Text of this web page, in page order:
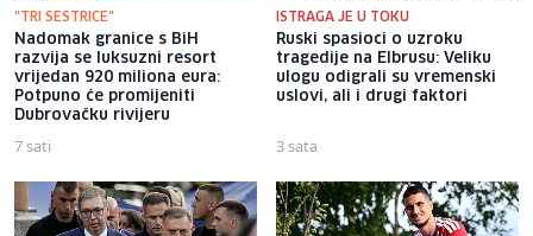
"TRI SESTRICE"
Nadomak granice s BiH
razvija se luksuzni resort
vrijedan 920 miliona eura:
Potpuno će promijeniti
Dubrovačku rivijeru
7 sati
ISTRAGA JE U TOKU
Ruski spasioci o uzroku
tragedije na Elbrusu: Veliku
ulogu odigrali su vremenski
uslovi, ali i drugi faktori
3 sata